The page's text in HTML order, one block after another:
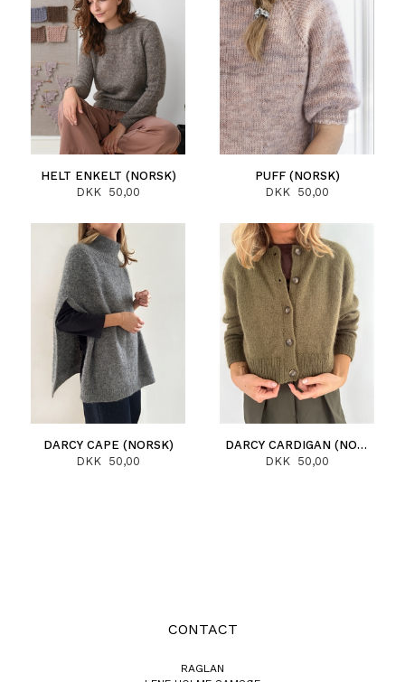
HELT ENKELT (NORSK)
DKK 50,00
PUFF (NORSK)
DKK 50,00
DARCY CAPE (NORSK)
DKK 50,00
DARCY CARDIGAN (NORSK)
DKK 50,00
CONTACT
RAGLAN